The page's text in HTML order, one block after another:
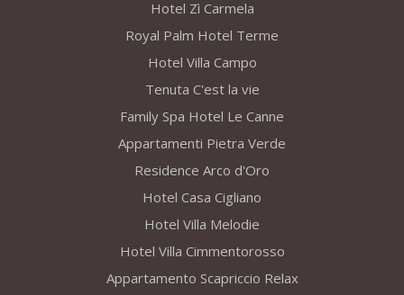
Hotel Zì Carmela
Royal Palm Hotel Terme
Hotel Villa Campo
Tenuta C'est la vie
Family Spa Hotel Le Canne
Appartamenti Pietra Verde
Residence Arco d'Oro
Hotel Casa Cigliano
Hotel Villa Melodie
Hotel Villa Cimmentorosso
Appartamento Scapriccio Relax